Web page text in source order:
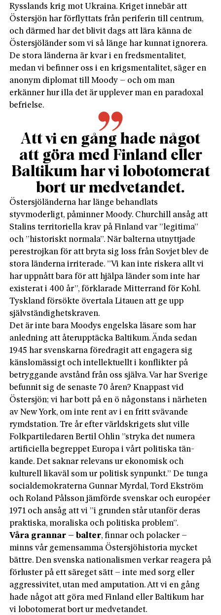
Rysslands krig mot Ukraina. Kriget innebär att
Östersjön har förflyttats från periferin till centrum,
och därmed har det blivit dags att lära känna de
Östersjöländer som vi så länge har kunnat ignorera.
De stora länderna är kvar i en fredsmentalitet,
medan vi befinner oss i en krigsmentalitet, säger en
anonym diplomat till Moody – och om man
erkänner hur illa det är upplever man en paradoxal
befrielse.
Att vi en gång hade något
att göra med Finland eller
Baltikum har vi lobotomerat
bort ur medvetandet.
Östersjöländerna har länge behandlats
styvmoderligt, påminner Moody. Churchill ansåg att
Stalins territoriella krav på Finland var ”legitima”
och ”historiskt normala”. När balterna utnyttjade
perestrojkan för att bryta sig loss från Sovjet blev de
stora länderna irriterade. ”Vi kan inte riskera allt vi
har uppnått bara för att hjälpa länder som inte har
existerat i 400 år”, förklarade Mitterrand för Kohl.
Tyskland försökte övertala Litauen att ge upp
självständighetskraven.
Det är inte bara Moodys engelska läsare som har
anledning att återupptäcka Baltikum. Ända sedan
1945 har svenskarna föredragit att engagera sig
känslomässigt och intellektuellt i konflikter på
betryggande avstånd från oss själva. Var har Sverige
befunnit sig de senaste 70 åren? Knappast vid
Östersjön; vi har bott på en ö någonstans i närheten
av New York, om inte rent av i en fritt svävande
rymdstation. Tre år efter världskrigets slut ville
Folkpartiledaren Bertil Ohlin ”stryka det numera
artificiella begreppet Europa i vårt politiska tän­
kande. Det saknar relevans ur ekonomisk och
kulturell likaväl som ur politisk synpunkt.” De tunga
socialdemokraterna Gunnar Myrdal, Tord Ekström
och Roland Pålsson jämförde svenskar och européer
1971 och ansåg att vi ”i grunden står utanför deras
praktiska, moraliska och politiska problem”.
Våra grannar – balter, finnar och polacker –
minns vår gemensamma Östersjöhistoria mycket
bättre. Den svenska nationalismen verkar reagera på
förluster på ett säreget sätt – inte med sorg eller
aggressivitet, utan med amputation. Att vi en gång
hade något att göra med Finland eller Baltikum har
vi lobotomerat bort ur medvetandet.